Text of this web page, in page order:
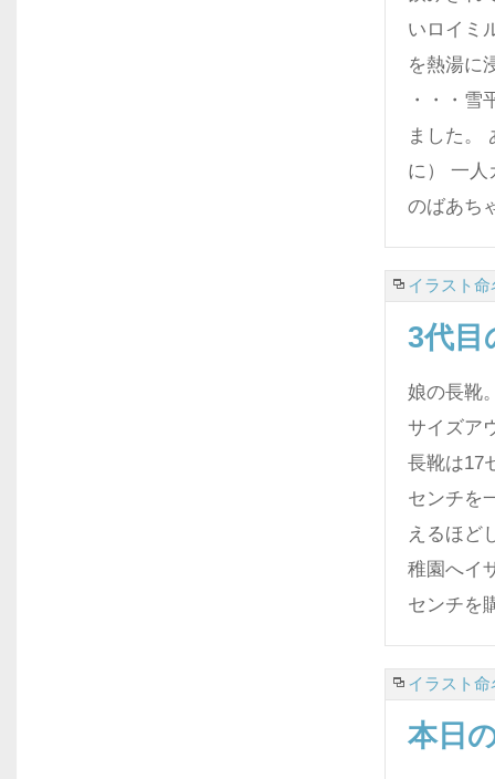
いロイミ
を熱湯に
・・・雪
ました。
に） 一人
のばあち
イラスト
3代目
娘の長靴
サイズア
長靴は17
センチを
えるほど
稚園へイ
センチを
イラスト
本日